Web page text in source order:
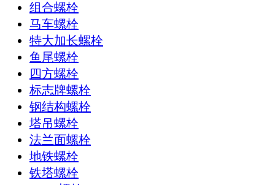
组合螺栓
马车螺栓
特大加长螺栓
鱼尾螺栓
四方螺栓
标志牌螺栓
钢结构螺栓
塔吊螺栓
法兰面螺栓
地铁螺栓
铁塔螺栓